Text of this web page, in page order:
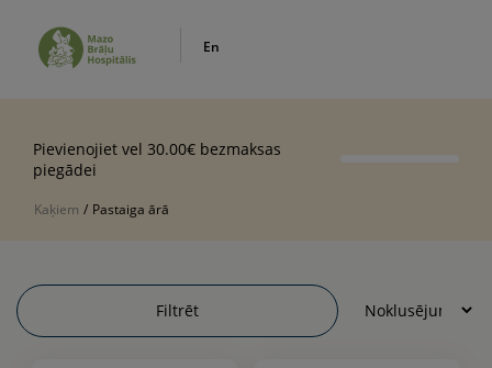
En
Pievienojiet vel 30.00€ bezmaksas
piegādei
Kaķiem / Pastaiga ārā
Filtrēt